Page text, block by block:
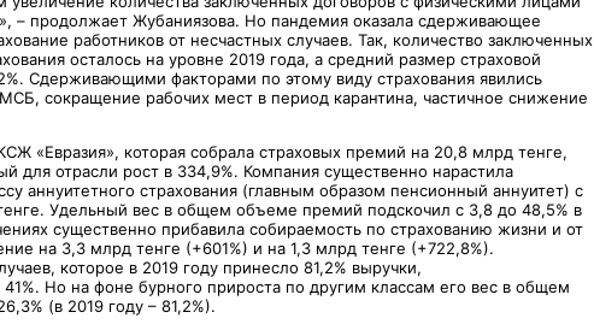
– продолжает Жубаниязова. Но пандемия оказала сдерживающее
работников от несчастных случаев. Так, количество заключенных
осталось на уровне 2019 года, а средний размер страховой
Сдерживающими факторами по этому виду страхования явились
сокращение рабочих мест в период карантина, частичное снижение
«Евразия», которая собрала страховых премий на 20,8 млрд тенге,
для отрасли рост в 334,9%. Компания существенно нарастила
аннуитетного страхования (главным образом пенсионный аннуитет) с
Удельный вес в общем объеме премий подскочил с 3,8 до 48,5% в
существенно прибавила собираемость по страхованию жизни и от
на 3,3 млрд тенге (+601%) и на 1,3 млрд тенге (+722,8%).
которое в 2019 году принесло 81,2% выручки,
Но на фоне бурного прироста по другим классам его вес в общем
(в 2019 году – 81,2%).